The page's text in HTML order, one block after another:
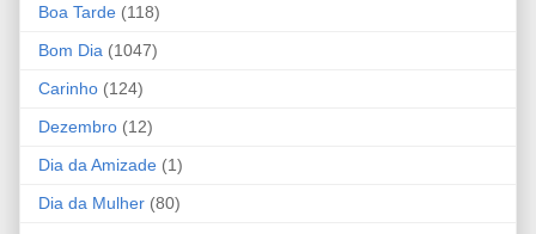
Boa Tarde (118)
Bom Dia (1047)
Carinho (124)
Dezembro (12)
Dia da Amizade (1)
Dia da Mulher (80)